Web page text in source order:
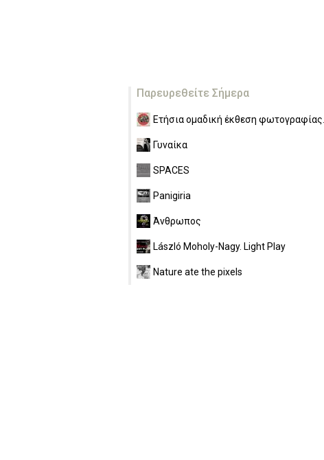
Παρευρεθείτε Σήμερα
Ετήσια ομαδική έκθεση φωτογραφίας...
Γυναίκα
SPACES
Panigiria
Άνθρωπος
László Moholy-Nagy. Light Play
Nature ate the pixels